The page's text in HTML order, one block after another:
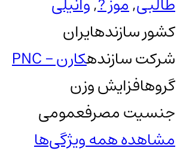
کشور سازندهایران
شرکت سازندهکارن – PNC
گروهافزایش وزن
جنسیت مصرفعمومی
مشاهده همه ویژگی‌ها